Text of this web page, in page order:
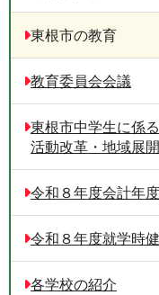
東根市の教育
教育委員会会議
東根市中学生に係
活動改革・地域展
令和８年度会計年
令和８年度就学時
各学校の紹介